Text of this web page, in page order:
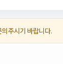
주시기 바랍니다.